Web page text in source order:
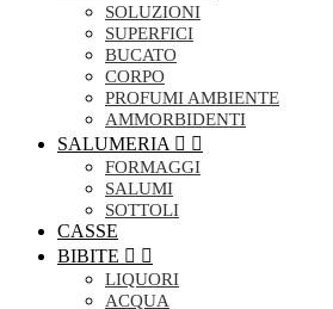
SOLUZIONI
SUPERFICI
BUCATO
CORPO
PROFUMI AMBIENTE
AMMORBIDENTI
SALUMERIA  
FORMAGGI
SALUMI
SOTTOLI
CASSE
BIBITE  
LIQUORI
ACQUA